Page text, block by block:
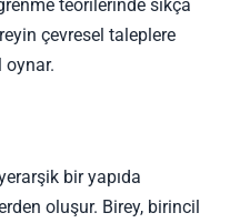
teorilerinde sıkça
çevresel taleplere
oynar.
bir yapıda
oluşur. Birey, birincil